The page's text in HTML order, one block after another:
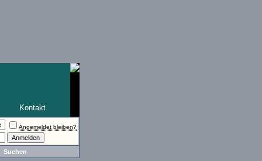
Kontakt
Angemeldet bleiben?
Suchen